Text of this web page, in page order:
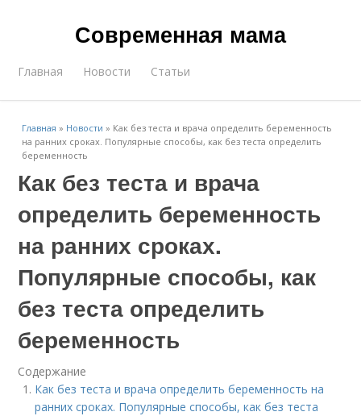
Современная мама
Главная Новости Статьи
Главная » Новости » Как без теста и врача определить беременность
на ранних сроках. Популярные способы, как без теста определить
беременность
Как без теста и врача
определить беременность
на ранних сроках.
Популярные способы, как
без теста определить
беременность
Содержание
Как без теста и врача определить беременность на
ранних сроках. Популярные способы, как без теста